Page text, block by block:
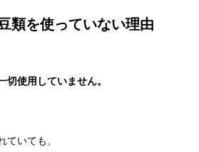
類を使っていない理由
切使用していません。
ていても、